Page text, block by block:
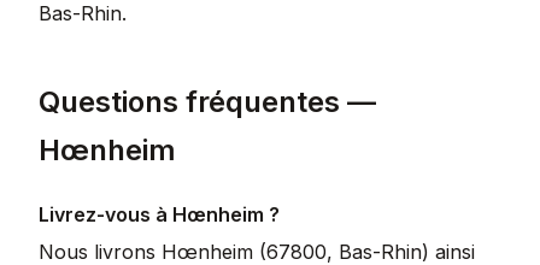
Bas-Rhin.
Questions fréquentes —
Hœnheim
Livrez-vous à Hœnheim ?
Nous livrons Hœnheim (67800, Bas-Rhin) ainsi